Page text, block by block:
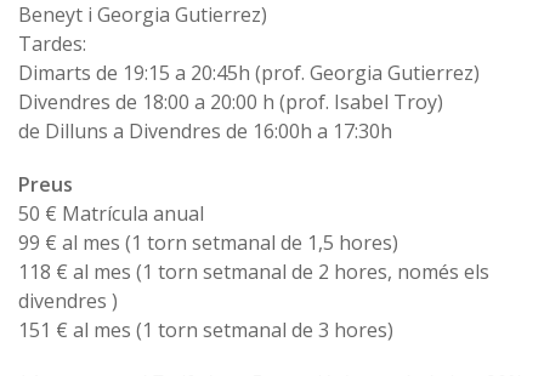
Beneyt i Georgia Gutierrez)
Tardes:
Dimarts de 19:15 a 20:45h (prof. Georgia Gutierrez)
Divendres de 18:00 a 20:00 h (prof. Isabel Troy)
de Dilluns a Divendres de 16:00h a 17:30h
Preus
50 € Matrícula anual
99 € al mes (1 torn setmanal de 1,5 hores)
118 € al mes (1 torn setmanal de 2 hores, només els
divendres )
151 € al mes (1 torn setmanal de 3 hores)